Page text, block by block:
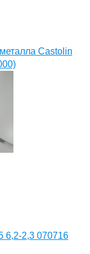
Castolin
6,2-2,3 070716